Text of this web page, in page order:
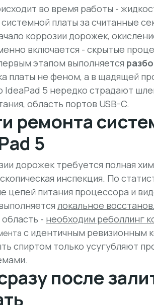
во время работы -
платы за считанные
коррозии дорожек,
включается - скрытые
этапом выполняется
платы не феном, а в щадящей
IdeaPad 5 нередко страдают
область портов USB-C.
ремонта
5
дорожек требуется полная
инспекция. По
цепей питания процессора и
локальное
- необходим реболлинг
с идентичным ревизионным
спиртом только усугубляют
после